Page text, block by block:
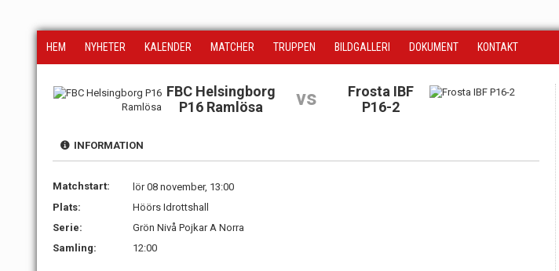
HEM NYHETER KALENDER MATCHER TRUPPEN BILDGALLERI DOKUMENT KONTAKT
FBC Helsingborg
P16 Ramlösa
vs
Frosta IBF
P16-2
INFORMATION
Matchstart:
lör 08 november, 13:00
Plats:
Höörs Idrottshall
Serie:
Grön Nivå Pojkar A Norra
Samling:
12:00